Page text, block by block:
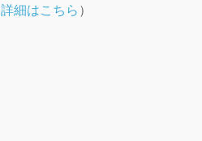
詳細はこちら ）